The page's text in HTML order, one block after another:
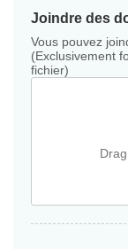
Joindre des
Vous pouvez
(Exclusivement
fichier)